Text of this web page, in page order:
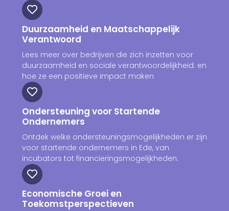
Duurzaamheid en Maatschappelijk
Verantwoord
Lees meer over bedrijven die zich inzetten voor
duurzaamheid en sociale verantwoordelijkheid. en
hoe ze een positieve impact maken
Ondersteuning voor Startende
Ondernemers
Ontdek welke ondersteuningsmogelijkheden er zijn
voor startende ondernemers in Ede, van
incubators tot financieringsmogelijkheden.
Economische Groei en
Toekomstperspectieven